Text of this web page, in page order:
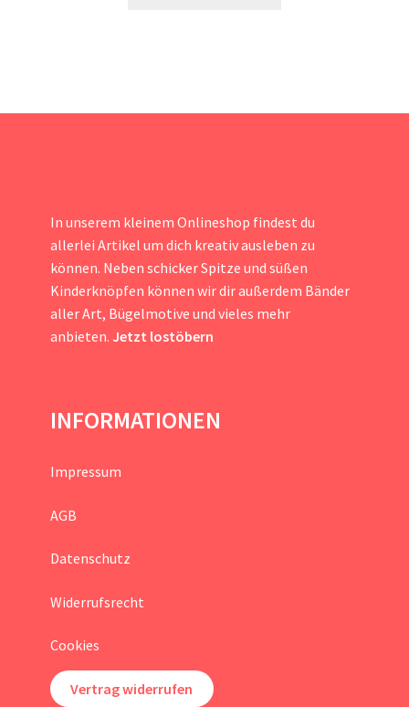
In unserem kleinem Onlineshop findest du
allerlei Artikel um dich kreativ ausleben zu
können. Neben schicker Spitze und süßen
Kinderknöpfen können wir dir außerdem Bänder
aller Art, Bügelmotive und vieles mehr
anbieten. Jetzt lostöbern
INFORMATIONEN
Impressum
AGB
Datenschutz
Widerrufsrecht
Cookies
Vertrag widerrufen